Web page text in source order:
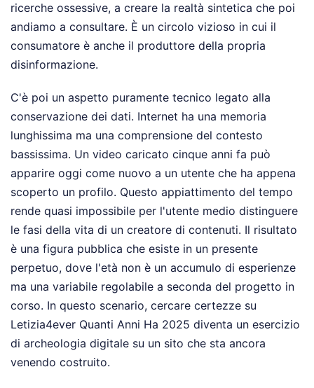
ricerche ossessive, a creare la realtà sintetica che poi
andiamo a consultare. È un circolo vizioso in cui il
consumatore è anche il produttore della propria
disinformazione.
C'è poi un aspetto puramente tecnico legato alla
conservazione dei dati. Internet ha una memoria
lunghissima ma una comprensione del contesto
bassissima. Un video caricato cinque anni fa può
apparire oggi come nuovo a un utente che ha appena
scoperto un profilo. Questo appiattimento del tempo
rende quasi impossibile per l'utente medio distinguere
le fasi della vita di un creatore di contenuti. Il risultato
è una figura pubblica che esiste in un presente
perpetuo, dove l'età non è un accumulo di esperienze
ma una variabile regolabile a seconda del progetto in
corso. In questo scenario, cercare certezze su
Letizia4ever Quanti Anni Ha 2025 diventa un esercizio
di archeologia digitale su un sito che sta ancora
venendo costruito.